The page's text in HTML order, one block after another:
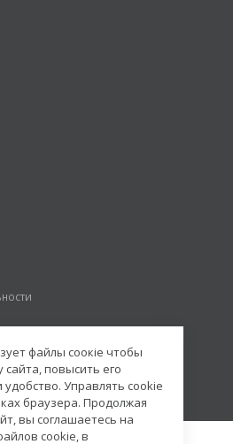
файлы соокіе чтобы
повысить его
Управлять cookie
браузера. Продолжая
вы соглашаетесь на
cookie, в